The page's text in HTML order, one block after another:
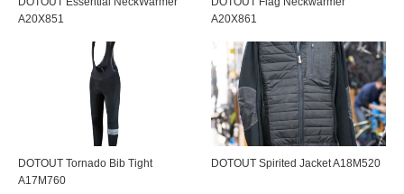
A20X851
A20X861
DOTOUT Tornado Bib Tight
A17M760
DOTOUT Spirited Jacket A18M520